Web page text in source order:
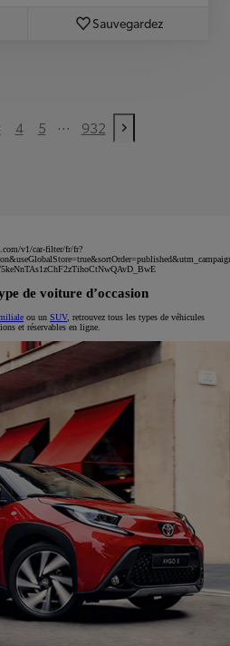
Sauvegardez
4 5 ... 932
Next page
v1/car-filter/fr/fr?
de voiture d’occasion
ou un SUV, retrouvez tous les types de véhicules
et réservables en ligne.